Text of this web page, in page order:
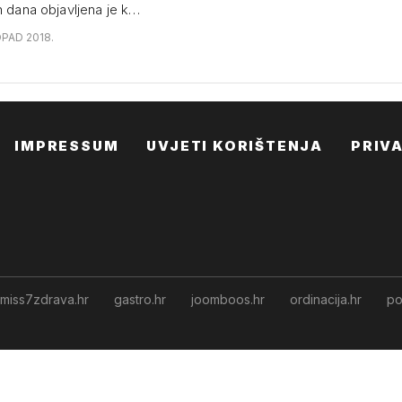
dana objavljena je k…
2018.
IMPRESSUM UVJETI KORIŠTENJA
miss7zdrava.hr gastro.hr joomboos.hr ordinacija.hr